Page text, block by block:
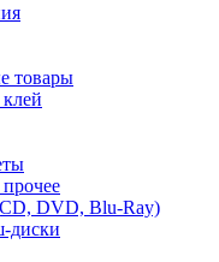
товары
DVD, Blu-Ray)
диски